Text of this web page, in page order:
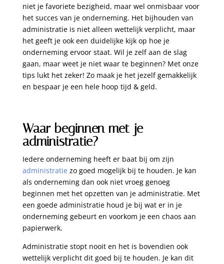
niet je favoriete bezigheid, maar wel onmisbaar voor
het succes van je onderneming. Het bijhouden van
administratie is niet alleen wettelijk verplicht, maar
het geeft je ook een duidelijke kijk op hoe je
onderneming ervoor staat. Wil je zelf aan de slag
gaan, maar weet je niet waar te beginnen? Met onze
tips lukt het zeker! Zo maak je het jezelf gemakkelijk
en bespaar je een hele hoop tijd & geld.
Waar beginnen met je
administratie?
Iedere onderneming heeft er baat bij om zijn
administratie zo goed mogelijk bij te houden. Je kan
als onderneming dan ook niet vroeg genoeg
beginnen met het opzetten van je administratie. Met
een goede administratie houd je bij wat er in je
onderneming gebeurt en voorkom je een chaos aan
papierwerk.
Administratie stopt nooit en het is bovendien ook
wettelijk verplicht dit goed bij te houden. Je kan dit